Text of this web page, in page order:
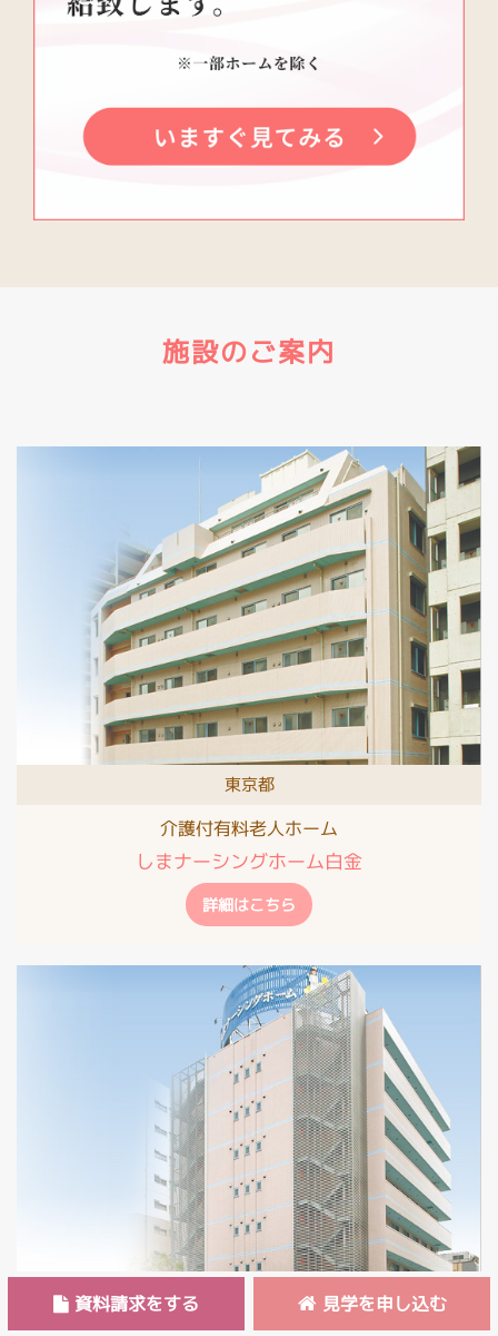
施設のご案内
東京都
介護付有料老人ホーム
しまナーシングホーム白金
詳細はこちら
資料請求をする 見学を申し込む